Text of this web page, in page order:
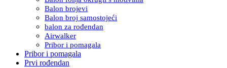
Balon brojevi
Balon broj samostojeći
balon za rođendan
Airwalker
Pribor i pomagala
Pribor i pomagala
Prvi rođendan